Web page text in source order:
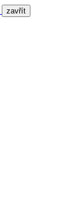
zavřít